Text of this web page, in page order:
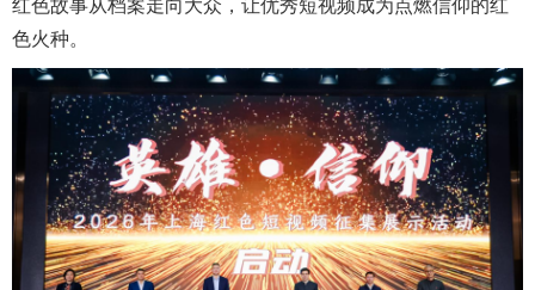
红色故事从档案走向大众，让优秀短视频成为点燃信仰的红
色火种。